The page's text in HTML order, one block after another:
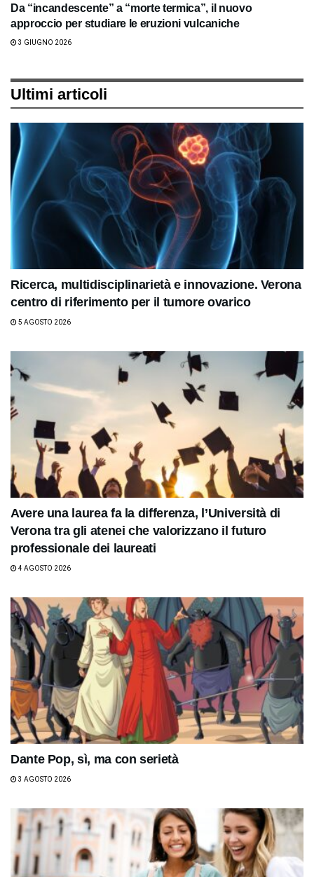
Da “incandescente” a “morte termica”, il nuovo
approccio per studiare le eruzioni vulcaniche
3 GIUGNO 2026
Ultimi articoli
Ricerca, multidisciplinarietà e innovazione. Verona
centro di riferimento per il tumore ovarico
5 AGOSTO 2026
Avere una laurea fa la differenza, l’Università di
Verona tra gli atenei che valorizzano il futuro
professionale dei laureati
4 AGOSTO 2026
Dante Pop, sì, ma con serietà
3 AGOSTO 2026